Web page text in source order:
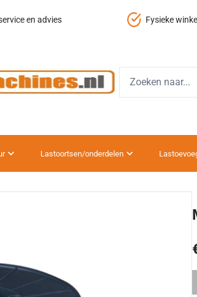
en advies Fysieke winkel
Lastoortsen/onderdelen